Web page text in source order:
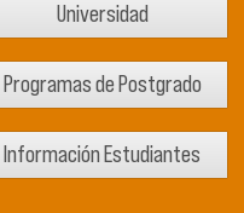
Universidad
Programas de Postgrado
Información Estudiantes
718 02 25